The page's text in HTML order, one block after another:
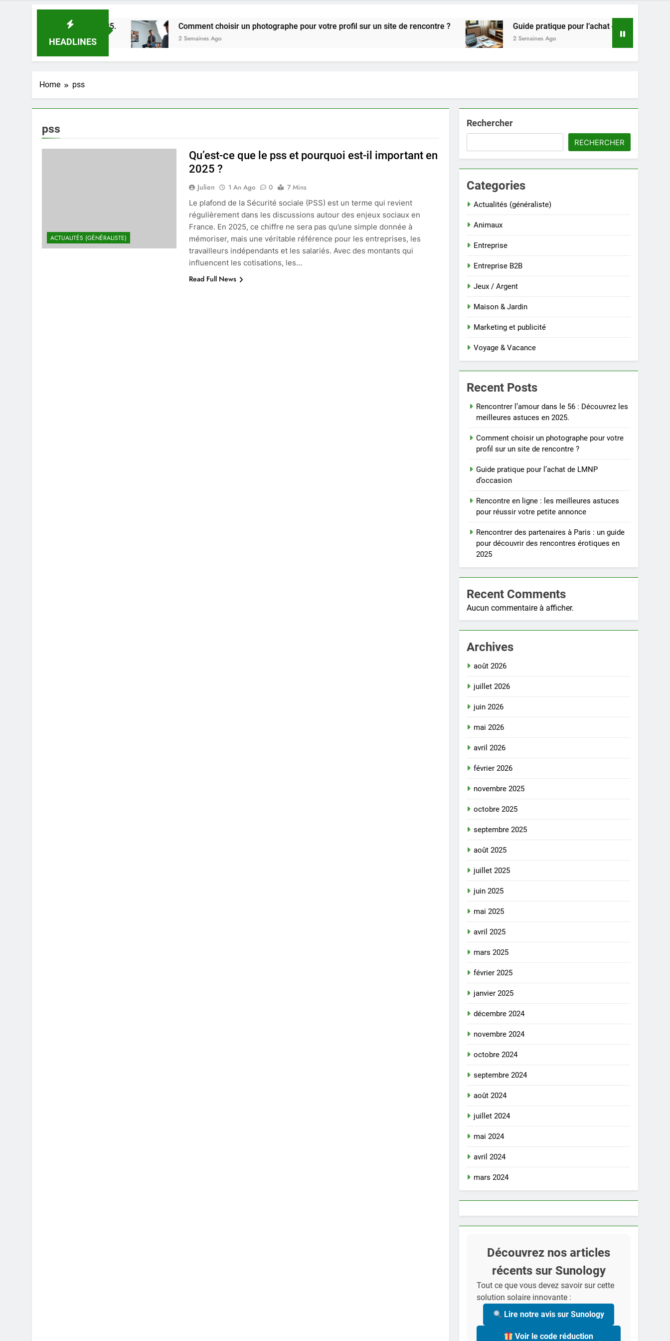
HEADLINES
astuces en 2025. Comment choisir un photographe pour votre profil sur un site de rencontre ?
2 Semaines Ago
Guide pratique pour l’achat de LMNP d’occasion
2 Semaines Ago
Home pss
pss
ACTUALITÉS (GÉNÉRALISTE)
Qu’est-ce que le pss et pourquoi est-il important en
2025 ?
Julien 1 An Ago 0
7 Mins
Le plafond de la Sécurité sociale (PSS) est un terme qui revient
régulièrement dans les discussions autour des enjeux sociaux en
France. En 2025, ce chiffre ne sera pas qu’une simple donnée à
mémoriser, mais une véritable référence pour les entreprises, les
travailleurs indépendants et les salariés. Avec des montants qui
influencent les cotisations, les…
Read Full News
Rechercher
RECHERCHER
Categories
Actualités (généraliste)
Animaux
Entreprise
Entreprise B2B
Jeux / Argent
Maison & Jardin
Marketing et publicité
Voyage & Vacance
Recent Posts
Rencontrer l’amour dans le 56 : Découvrez les
meilleures astuces en 2025.
Comment choisir un photographe pour votre
profil sur un site de rencontre ?
Guide pratique pour l’achat de LMNP
d’occasion
Rencontre en ligne : les meilleures astuces
pour réussir votre petite annonce
Rencontrer des partenaires à Paris : un guide
pour découvrir des rencontres érotiques en
2025
Recent Comments
Aucun commentaire à afficher.
Archives
août 2026
juillet 2026
juin 2026
mai 2026
avril 2026
février 2026
novembre 2025
octobre 2025
septembre 2025
août 2025
juillet 2025
juin 2025
mai 2025
avril 2025
mars 2025
février 2025
janvier 2025
décembre 2024
novembre 2024
octobre 2024
septembre 2024
août 2024
juillet 2024
mai 2024
avril 2024
mars 2024
Découvrez nos articles
récents sur Sunology
Tout ce que vous devez savoir sur cette
solution solaire innovante :
Lire notre avis sur Sunology
Voir le code réduction